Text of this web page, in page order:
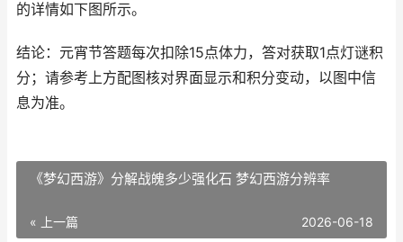
的详情如下图所示。
结论：元宵节答题每次扣除15点体力，答对获取1点灯谜积
分；请参考上方配图核对界面显示和积分变动，以图中信
息为准。
《梦幻西游》分解战魄多少强化石 梦幻西游分辨率
« 上一篇 2026-06-18